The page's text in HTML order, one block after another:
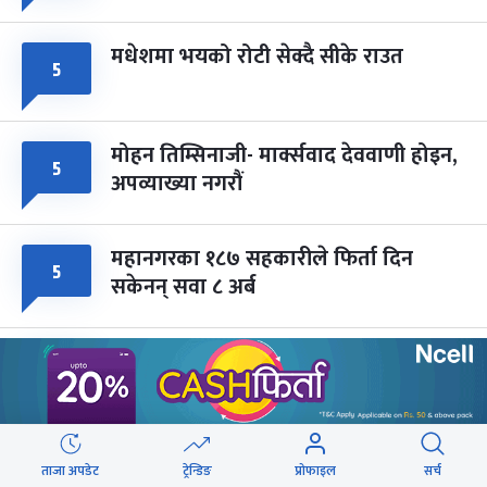
५ मधेशमा भयको रोटी सेक्दै सीके राउत
५ मोहन तिम्सिनाजी- मार्क्सवाद देववाणी होइन,
अपव्याख्या नगरौं
५ महानगरका १८७ सहकारीले फिर्ता दिन
सकेनन् सवा ८ अर्ब
४ राजमार्ग दायाँबायाँका जग्गामा लाग्ने विकास
कर ५ प्रतिशत बिन्दु बढाइँदै
३ सिरहामा ज्यान गुमाएका यादवको घटनाबारे
ताजा अपडेट ट्रेन्डिङ प्रोफाइल सर्च